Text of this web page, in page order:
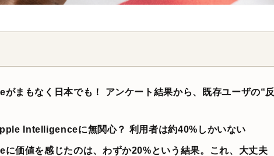
まもなく日本でも！ アンケート結果から、既存ユーザの“反
Intelligenceに無関心？ 利用者は約40%しかいない
価値を感じたのは、わずか20%という結果。これ、大丈夫